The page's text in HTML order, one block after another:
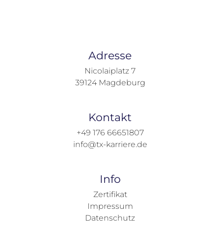
Adresse
Nicolaiplatz 7
39124 Magdeburg
Kontakt
+49 176 66651807
info@tx-karriere.de
Info
Zertifikat
Impressum
Datenschutz